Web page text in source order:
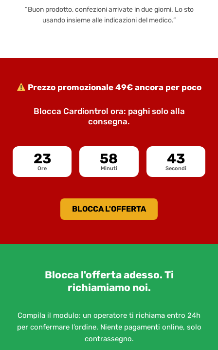
“Buon prodotto, confezioni arrivate in due giorni. Lo sto
usando insieme alle indicazioni del medico.”
Prezzo promozionale 49€ ancora per poco
Blocca Cardiontrol ora: paghi solo alla
consegna.
23
Ore
58
Minuti
43
Secondi
BLOCCA L'OFFERTA
Blocca l'offerta adesso. Ti
richiamiamo noi.
Compila il modulo: un operatore ti richiama entro 24h
per confermare l’ordine. Niente pagamenti online, solo
contrassegno.